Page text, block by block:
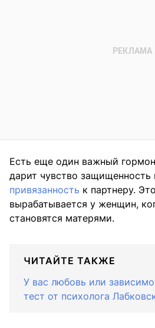
Есть еще один важный
дарит чувство защищенность
привязанность к партнеру.
вырабатывается у женщин,
становятся матерями.
ЧИТАЙТЕ ТАКЖЕ
У вас любовь или
тест от психолога